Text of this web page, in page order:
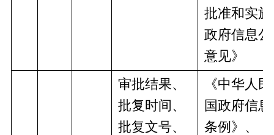
批准和实
政府信息
意见》
审批结果、
批复时间、
批复文号、
《中华人
国政府信
条例》、